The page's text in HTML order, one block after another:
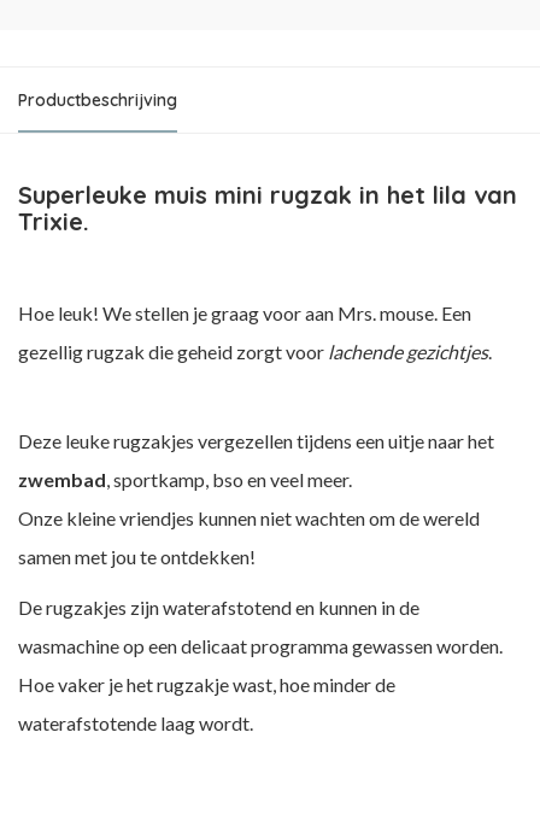
Productbeschrijving
Superleuke muis mini rugzak in het lila van
Trixie.
Hoe leuk! We stellen je graag voor aan Mrs. mouse. Een
gezellig rugzak die geheid zorgt voor lachende gezichtjes.
Deze leuke rugzakjes vergezellen tijdens een uitje naar het
zwembad, sportkamp, bso en veel meer.
Onze kleine vriendjes kunnen niet wachten om de wereld
samen met jou te ontdekken!
De rugzakjes zijn waterafstotend en kunnen in de
wasmachine op een delicaat programma gewassen worden.
Hoe vaker je het rugzakje wast, hoe minder de
waterafstotende laag wordt.